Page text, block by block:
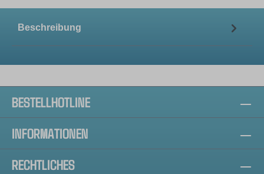
Beschreibung
BESTELLHOTLINE
INFORMATIONEN
RECHTLICHES